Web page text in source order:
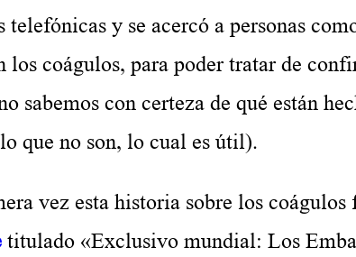
y se acercó a personas
coágulos, para poder tratar de
sabemos con certeza de qué están
que no son, lo cual es útil).
esta historia sobre los coágulos
titulado «Exclusivo mundial: Los